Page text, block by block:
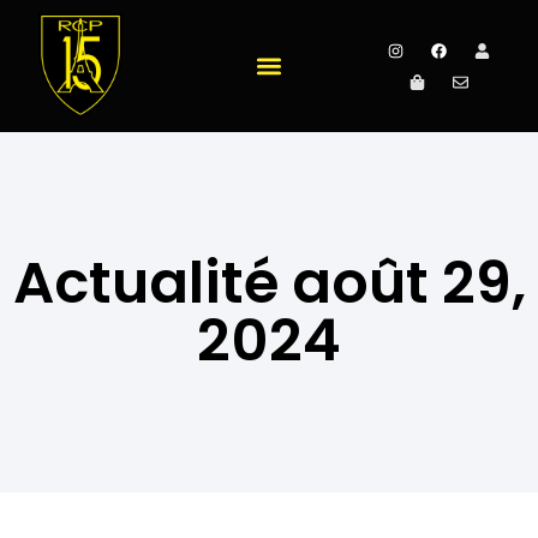
Actualité août 29,
2024